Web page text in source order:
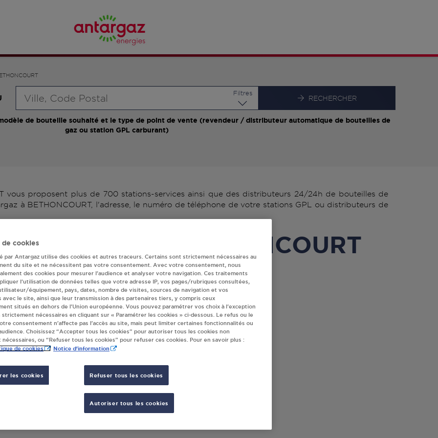
Filtres
RECHERCHER
de bouteille souhaité et le type de point de vente (revendeur / distributeur automatique de bouteilles de
gaz ou station GPL carburant)
vous proposent plus de 700 stations-services ainsi que des distributeurs 24/24h de bouteilles de
à BETHONCOURT, l'adresse, le numéro de téléphone de votre stations GPL ou distributeurs de
Antargaz à BETHONCOURT
HASAN BETHONCOURT
COMMERCIAL/ MINI BAZAR
BETHONCOURT
S'Y RENDRE
de cookies
par Antargaz utilise des cookies et autres traceurs. Certains sont strictement nécessaires au
du site et ne nécessitent pas votre consentement. Avec votre consentement, nous
des cookies pour mesurer l’audience et analyser votre navigation. Ces traitements
l’utilisation de données telles que votre adresse IP, vos pages/rubriques consultées,
équipement, pays, dates, nombre de visites, sources de navigation et vos
avec le site, ainsi que leur transmission à des partenaires tiers, y compris ceux
situés en dehors de l’Union européenne. Vous pouvez paramétrer vos choix à l’exception
strictement nécessaires en cliquant sur « Paramétrer les cookies » ci-dessous. Le refus ou le
consentement n’affecte pas l’accès au site, mais peut limiter certaines fonctionnalités ou
Choisissez “Accepter tous les cookies” pour autoriser tous les cookies non
ou “Refuser tous les cookies” pour refuser ces cookies. Pour en savoir plus :
de cookies Notice d'information
les cookies Refuser tous les cookies
Autoriser tous les cookies